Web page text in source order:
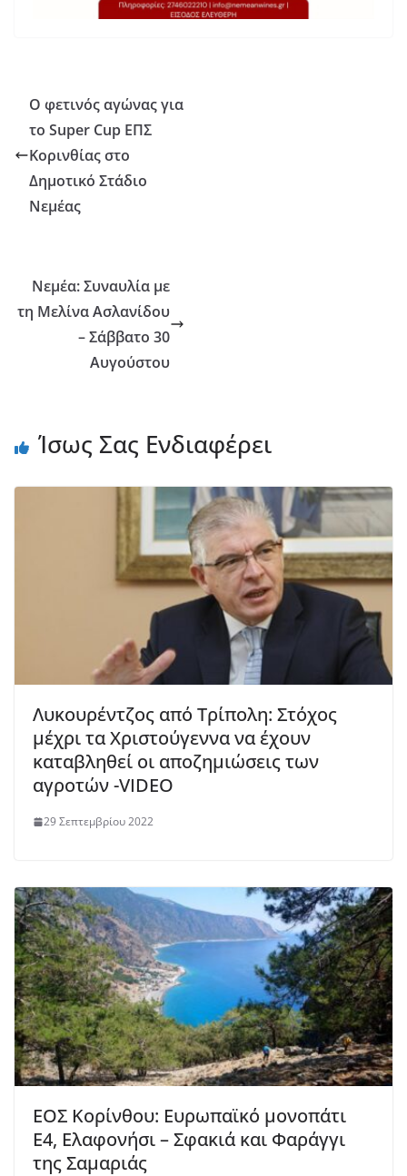
Ο φετινός αγώνας για
το Super Cup ΕΠΣ
Κορινθίας στο
Δημοτικό Στάδιο
Νεμέας
Νεμέα: Συναυλία με
τη Μελίνα Ασλανίδου
– Σάββατο 30
Αυγούστου
Ίσως Σας Ενδιαφέρει
Λυκουρέντζος από Τρίπολη: Στόχος
μέχρι τα Χριστούγεννα να έχουν
καταβληθεί οι αποζημιώσεις των
αγροτών -VIDEO
29 Σεπτεμβρίου 2022
ΕΟΣ Κορίνθου: Ευρωπαϊκό μονοπάτι
Ε4, Ελαφονήσι – Σφακιά και Φαράγγι
της Σαμαριάς